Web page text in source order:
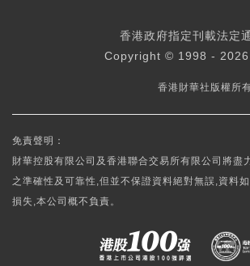
香港政府指定刊載法定
Copyright © 1998 - 2026
香港財華社版權所
免責聲明：
財華控股有限公司及香港聯合交易所有限公司將盡
之準確性及可靠性,但並不保證資料絕對無誤,資料
損失,本公司概不負責。